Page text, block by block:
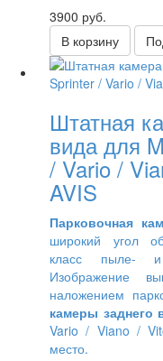
3900 руб.
В корзину
Штатная
вида для
/ Vario /
AVIS
Парковочная
широкий угол
класс пыле-
Изображение
наложением
камеры заднего
Vario / Viano /
место.